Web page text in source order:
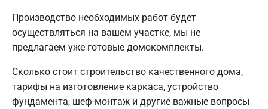
Производство необходимых работ будет
осуществляться на вашем участке, мы не
предлагаем уже готовые домокомплекты.
Сколько стоит строительство качественного дома,
тарифы на изготовление каркаса, устройство
фундамента, шеф-монтаж и другие важные вопросы